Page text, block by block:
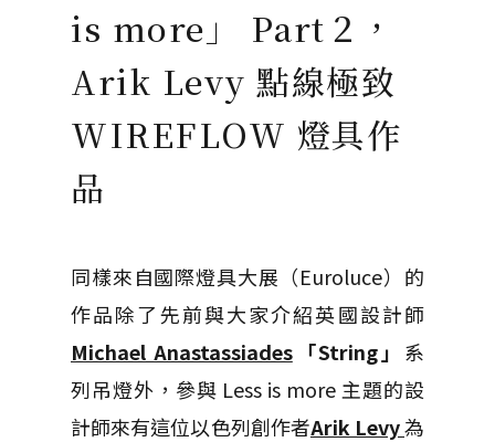
is more」 Part２，
Arik Levy 點線極致
WIREFLOW 燈具作
品
同樣來自國際燈具大展（Euroluce）的
作品除了先前與大家介紹英國設計師
Michael Anastassiades「String」 系
列吊燈外，參與 Less is more 主題的設
計師來有這位以色列創作者Arik Levy為